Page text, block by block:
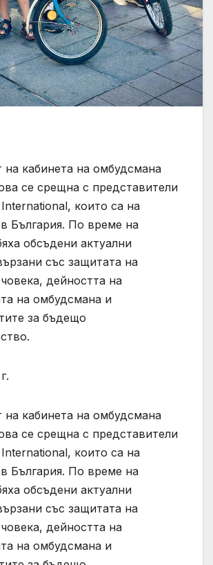
на кабинета на омбудсмана
се срещна с представители
които са на
България. По време на
обсъдени актуални
със защитата на
дейността на
на омбудсмана и
за бъдещо
на кабинета на омбудсмана
се срещна с представители
които са на
България. По време на
обсъдени актуални
със защитата на
дейността на
на омбудсмана и